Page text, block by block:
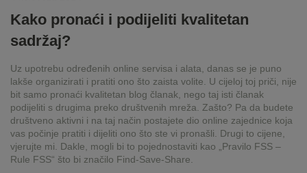
Kako pronaći i podijeliti kvalitetan
sadržaj?
Uz upotrebu određenih online servisa i alata, danas se je puno
lakše organizirati i pratiti ono što zaista volite. U cijeloj toj priči, nije
bit samo pronaći kvalitetan blog članak, nego taj isti članak
podijeliti s drugima preko društvenih mreža. Zašto? Pa da budete
društveno aktivni i na taj način postajete dio online zajednice koja
vas počinje pratiti i dijeliti ono što ste vi pronašli. Drugi to cijene,
vjerujte mi. Dakle, mogli bi to pojednostaviti kao „Pravilo FSS –
Rule FSS“ što bi značilo Find-Save-Share.